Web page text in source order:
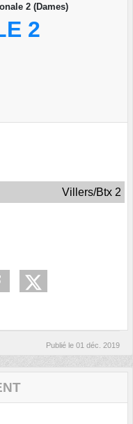
2 (Dames)
2
Villers/Btx 2
Publié le 01 déc. 2019